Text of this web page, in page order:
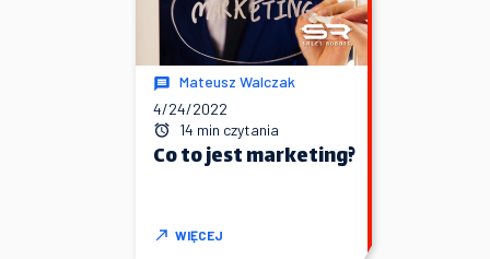
Mateusz Walczak
4/24/2022
14 min czytania
Co to jest marketing?
WIĘCEJ